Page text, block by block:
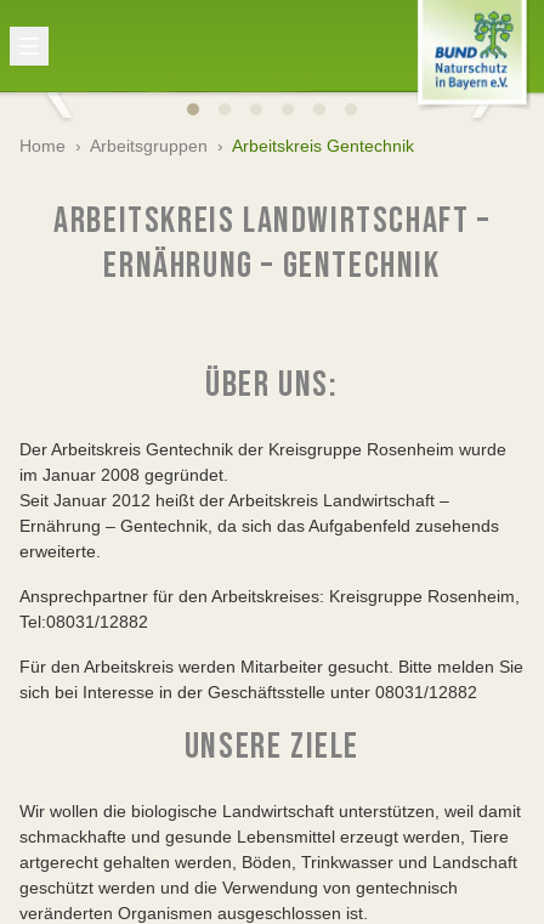
Home › Arbeitsgruppen › Arbeitskreis Gentechnik
ARBEITSKREIS LANDWIRTSCHAFT –
ERNÄHRUNG – GENTECHNIK
ÜBER UNS:
Der Arbeitskreis Gentechnik der Kreisgruppe Rosenheim wurde
im Januar 2008 gegründet.
Seit Januar 2012 heißt der Arbeitskreis Landwirtschaft –
Ernährung – Gentechnik, da sich das Aufgabenfeld zusehends
erweiterte.
Ansprechpartner für den Arbeitskreises: Kreisgruppe Rosenheim,
Tel:08031/12882
Für den Arbeitskreis werden Mitarbeiter gesucht. Bitte melden Sie
sich bei Interesse in der Geschäftsstelle unter 08031/12882
UNSERE ZIELE
Wir wollen die biologische Landwirtschaft unterstützen, weil damit
schmackhafte und gesunde Lebensmittel erzeugt werden, Tiere
artgerecht gehalten werden, Böden, Trinkwasser und Landschaft
geschützt werden und die Verwendung von gentechnisch
veränderten Organismen ausgeschlossen ist.